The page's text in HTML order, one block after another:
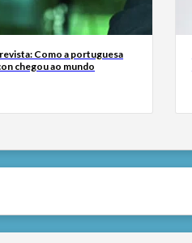
Como a portuguesa
chegou ao mundo